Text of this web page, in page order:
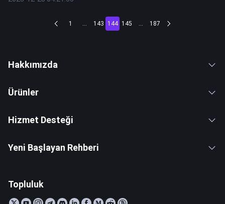
1 ... 143 144 145 ... 187
Hakkımızda
Ürünler
Hizmet Desteği
Yeni Başlayan Rehberi
Topluluk